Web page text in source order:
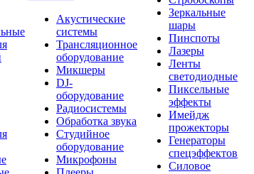
Акустические
системы
Трансляционное
оборудование
Микшеры
DJ-
оборудование
Радиосистемы
Обработка звука
Студийное
оборудование
Микрофоны
Зеркальные
шары
Пинспоты
Лазеры
Ленты
светодиодные
Пиксельные
эффекты
Имейдж
прожекторы
Генераторы
спецэффектов
Силовое